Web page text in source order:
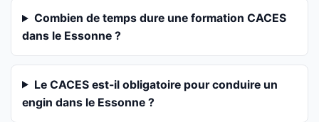
Combien de temps dure une formation CACES
dans le Essonne ?
Le CACES est-il obligatoire pour conduire un
engin dans le Essonne ?